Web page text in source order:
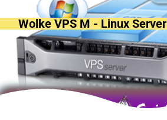
Wolke VPS M - Linux Server